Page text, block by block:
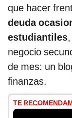
que hacer
deuda
estudiantiles
negocio
de mes: un
finanzas.
TE